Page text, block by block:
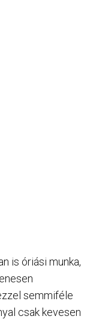
is óriási munka,
semmiféle
csak kevesen